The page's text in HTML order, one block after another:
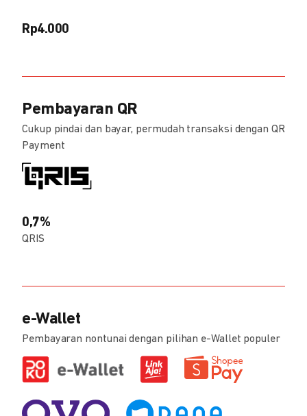
Rp4.000
Pembayaran QR
Cukup pindai dan bayar, permudah transaksi dengan QR
Payment
0,7%
QRIS
e-Wallet
Pembayaran nontunai dengan pilihan e-Wallet populer